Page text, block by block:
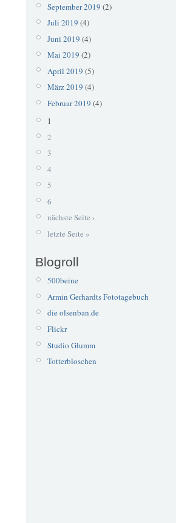
September 2019 (2)
Juli 2019 (4)
Juni 2019 (4)
Mai 2019 (2)
April 2019 (5)
März 2019 (4)
Februar 2019 (4)
1
2
3
4
5
6
nächste Seite ›
letzte Seite »
Blogroll
500beine
Armin Gerhardts Fototagebuch
die olsenban.de
Flickr
Studio Glumm
Totterbloschen